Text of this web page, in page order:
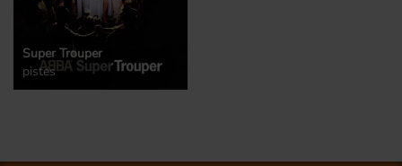
Super Trouper
pistes